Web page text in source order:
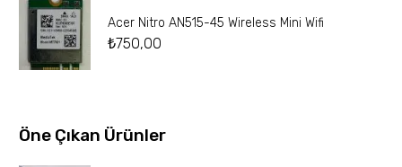
Acer Nitro AN515-45 Wireless Mini Wifi
₺750,00
Öne Çıkan Ürünler